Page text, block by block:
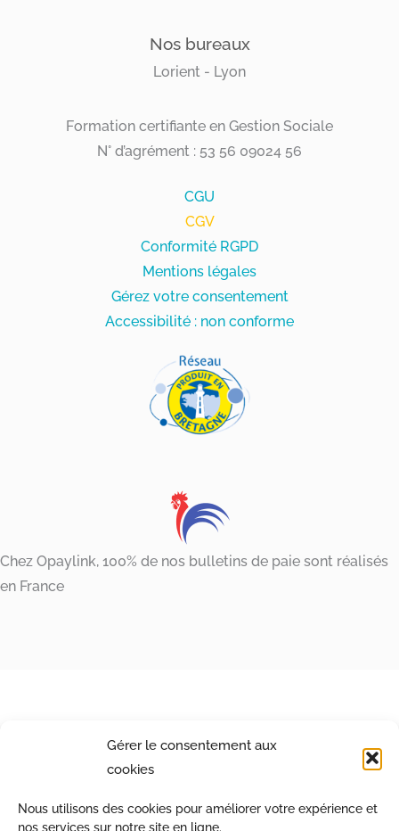
Gérer le consentement aux
cookies
Nous utilisons des cookies pour améliorer votre expérience et
nos services sur notre site en ligne.
Nos bureaux
Lorient - Lyon
Formation certifiante en Gestion Sociale
N° d’agrément : 53 56 09024 56
CGU
CGV
Conformité RGPD
Mentions légales
Gérez votre consentement
Accessibilité : non conforme
Chez Opaylink, 100% de nos bulletins de paie sont réalisés
en France